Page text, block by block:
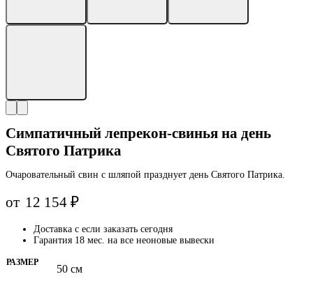
Симпатичный лепрекон-свинья на день
Святого Патрика
Очаровательный свин с шляпой празднует день Святого Патрика.
от 12 154₽
Доставка с если заказать сегодня
Гарантия 18 мес. на все неоновые вывески
РАЗМЕР
50 см